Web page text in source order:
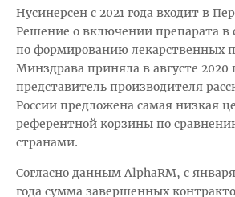
Нусинерсен с 2021 года входит в
Решение о включении препарата в
по формированию лекарственных
Минздрава приняла в августе 2020
представитель производителя
России предложена самая низкая
референтной корзины по
странами.
Согласно данным AlphaRM, с
года сумма завершенных